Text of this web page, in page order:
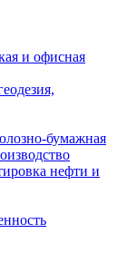
и офисная
бумажная
нефти и